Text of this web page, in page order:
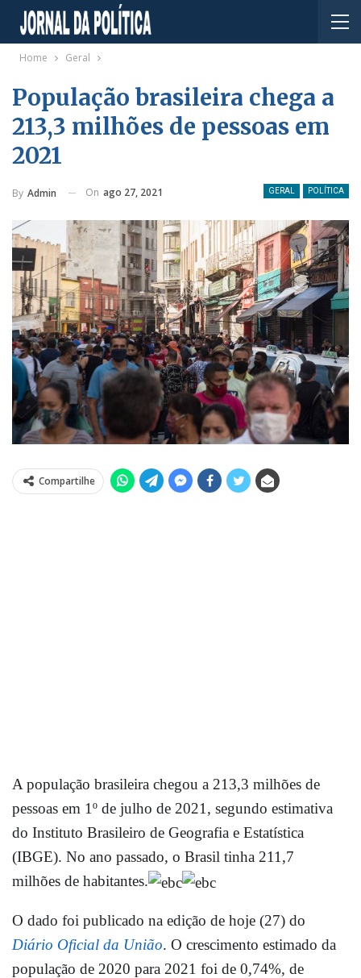
Home Geral
População brasileira chega a
213,3 milhões de pessoas em
2021
GERAL POLÍTICA
By Admin On ago 27, 2021
Compartilhe
A população brasileira chegou a 213,3 milhões de
pessoas em 1º de julho de 2021, segundo estimativa
do Instituto Brasileiro de Geografia e Estatística
(IBGE). No ano passado, o Brasil tinha 211,7
milhões de habitantes.
O dado foi publicado na edição de hoje (27) do
Diário Oficial da União. O crescimento estimado da
população de 2020 para 2021 foi de 0,74%, de